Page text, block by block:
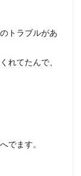
トラブルがあ
れてたんで、
でます。